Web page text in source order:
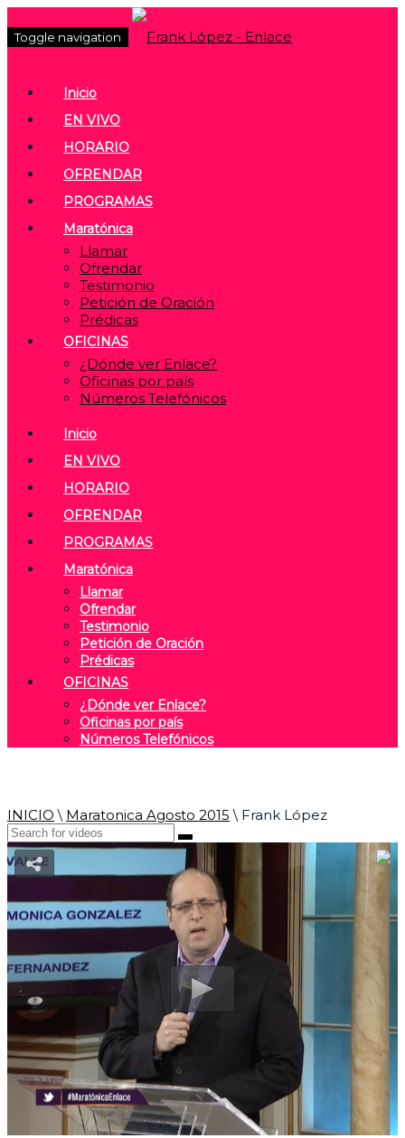
Toggle navigation
Inicio
EN VIVO
HORARIO
OFRENDAR
PROGRAMAS
Maratónica
Llamar
Ofrendar
Testimonio
Petición de Oración
Prédicas
OFICINAS
¿Dónde ver Enlace?
Oficinas por país
Números Telefónicos
Inicio
EN VIVO
HORARIO
OFRENDAR
PROGRAMAS
Maratónica
Llamar
Ofrendar
Testimonio
Petición de Oración
Prédicas
OFICINAS
¿Dónde ver Enlace?
Oficinas por país
Números Telefónicos
INICIO \ Maratonica Agosto 2015 \ Frank López